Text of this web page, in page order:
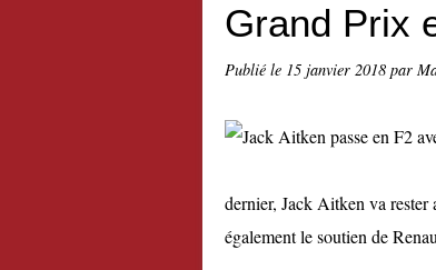
Grand Prix
Publié le 15 janvier 2018 par
dernier, Jack Aitken va
également le soutien de